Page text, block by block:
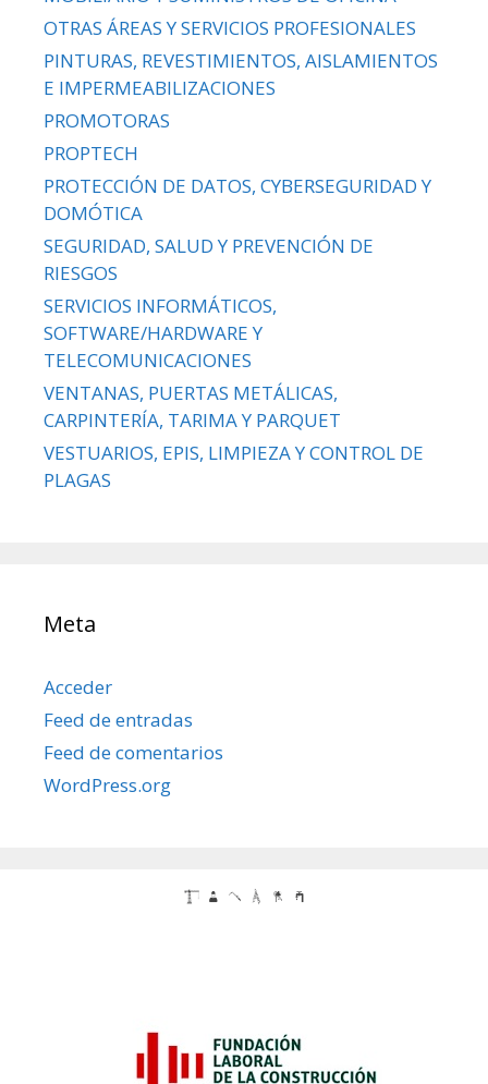
OTRAS ÁREAS Y SERVICIOS PROFESIONALES
PINTURAS, REVESTIMIENTOS, AISLAMIENTOS
E IMPERMEABILIZACIONES
PROMOTORAS
PROPTECH
PROTECCIÓN DE DATOS, CYBERSEGURIDAD Y
DOMÓTICA
SEGURIDAD, SALUD Y PREVENCIÓN DE
RIESGOS
SERVICIOS INFORMÁTICOS,
SOFTWARE/HARDWARE Y
TELECOMUNICACIONES
VENTANAS, PUERTAS METÁLICAS,
CARPINTERÍA, TARIMA Y PARQUET
VESTUARIOS, EPIS, LIMPIEZA Y CONTROL DE
PLAGAS
Meta
Acceder
Feed de entradas
Feed de comentarios
WordPress.org